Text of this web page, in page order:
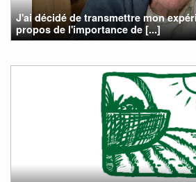
J'ai décidé de transmettre mon
propos de l'importance de [...]